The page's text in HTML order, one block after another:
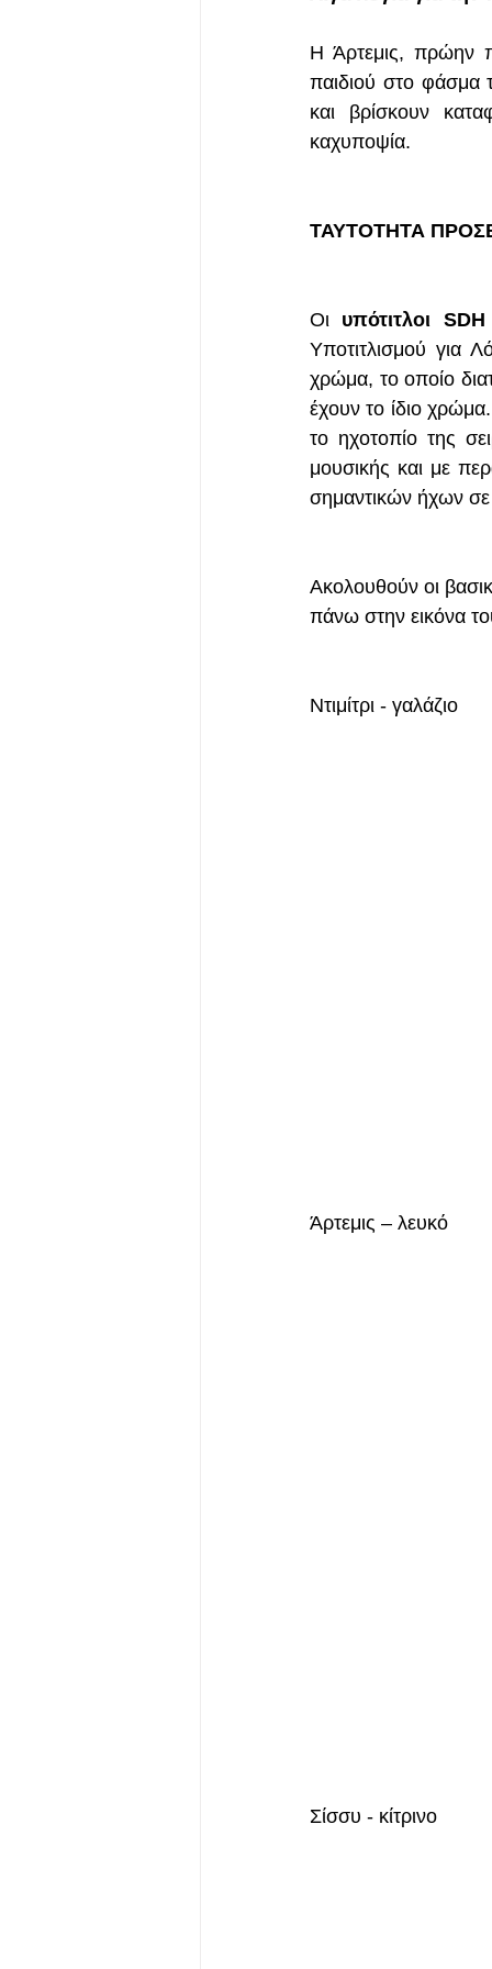
Η Άρτεμις, πρώην
παιδιού στο φάσμα
και βρίσκουν
καχυποψία.
ΤΑΥΤΟΤΗΤΑ
Οι υπότιτλοι SDH
Υποτιτλισμού για
χρώμα, το οποίο
έχουν το ίδιο
το ηχοτοπίο της
μουσικής και με
σημαντικών ήχων σε
Ακολουθούν οι
πάνω στην εικόνα
Ντιμίτρι - γαλάζιο
Άρτεμις – λευκό
Σίσσυ - κίτρινο